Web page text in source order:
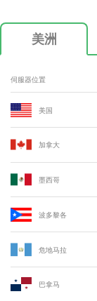
美洲
伺服器位置
美国
加拿大
墨西哥
波多黎各
危地马拉
巴拿马